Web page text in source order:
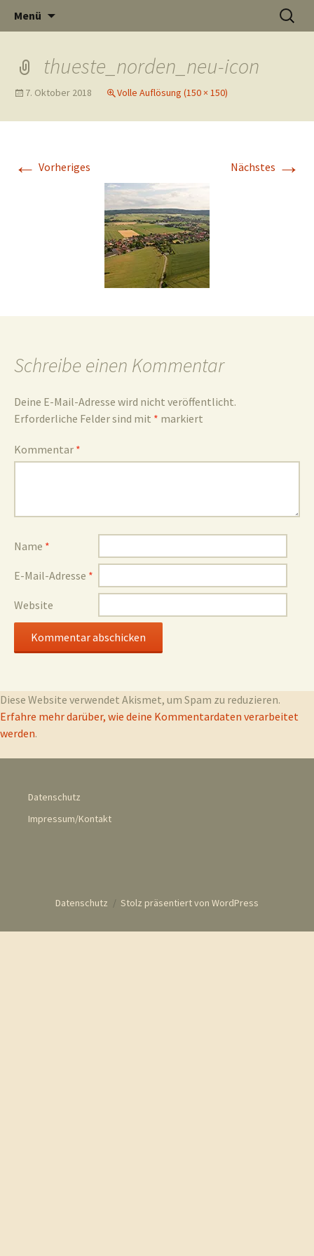
Thüste im
Internet
und
aus
und
Menü
Suchen
nach:
thueste_norden_neu-icon
7. Oktober 2018 Volle Auflösung (150 × 150)
← Vorheriges Nächstes →
Schreibe einen Kommentar
Deine E-Mail-Adresse wird nicht veröffentlicht.
Erforderliche Felder sind mit * markiert
Kommentar *
Name *
E-Mail-Adresse *
Website
Diese Website verwendet Akismet, um Spam zu reduzieren.
Erfahre mehr darüber, wie deine Kommentardaten verarbeitet
werden.
Datenschutz
Impressum/Kontakt
Datenschutz Stolz präsentiert von WordPress